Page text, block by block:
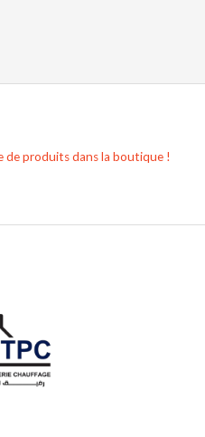
produits dans la boutique !